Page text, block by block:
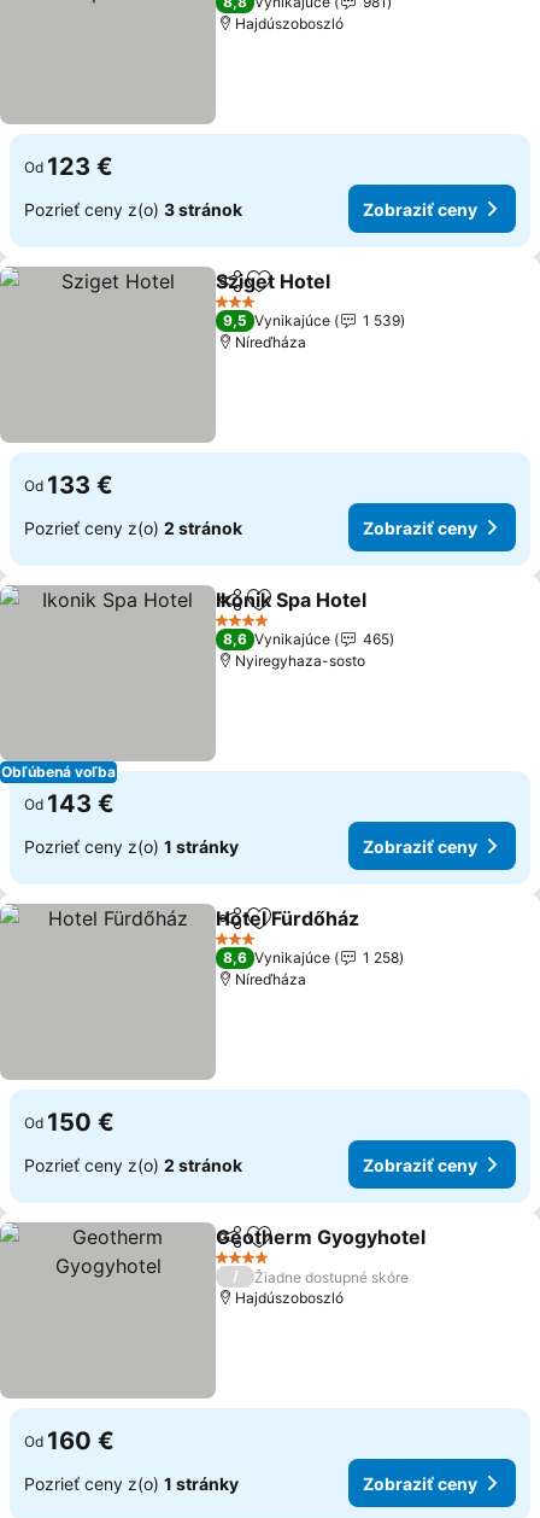
Hajdúszoboszló
Od 123 €
Pozrieť ceny z(o) 3 stránok Zobraziť ceny
ZdieľaťPridať do obľúbených
Sziget Hotel
3 Počet hviezdičiek
9,5 Vynikajúce
1 539
Níreďháza
Od 133 €
Pozrieť ceny z(o) 2 stránok Zobraziť ceny
Obľúbená voľba
ZdieľaťPridať do obľúbených
Ikonik Spa Hotel
4 Počet hviezdičiek
8,6 Vynikajúce
465
Nyiregyhaza-sosto
Od 143 €
Pozrieť ceny z(o) 1 stránky Zobraziť ceny
ZdieľaťPridať do obľúbených
Hotel Fürdőház
3 Počet hviezdičiek
8,6 Vynikajúce
1 258
Níreďháza
Od 150 €
Pozrieť ceny z(o) 2 stránok Zobraziť ceny
ZdieľaťPridať do obľúbených
Geotherm Gyogyhotel
4 Počet hviezdičiek
/
Žiadne dostupné skóre
Hajdúszoboszló
Od 160 €
Pozrieť ceny z(o) 1 stránky Zobraziť ceny